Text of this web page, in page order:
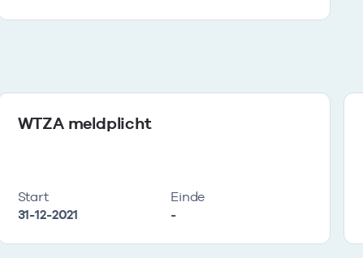
WTZA meldplicht
Start
31-12-2021
Einde
-